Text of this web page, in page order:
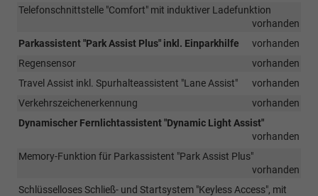
Telefonschnittstelle "Comfort" mit induktiver Ladefunktion
vorhanden
Parkassistent "Park Assist Plus" inkl. Einparkhilfe
vorhanden
Regensensor
vorhanden
Travel Assist inkl. Spurhalteassistent "Lane Assist"
vorhanden
Verkehrszeichenerkennung
vorhanden
Dynamischer Fernlichtassistent "Dynamic Light Assist"
vorhanden
Memory-Funktion für Parkassistent "Park Assist Plus"
vorhanden
Schlüsselloses Schließ- und Startsystem "Keyless Access", mit